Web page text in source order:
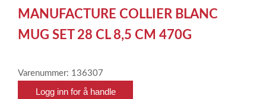
of
1
MANUFACTURE COLLIER BLANC
MUG SET 28 CL 8,5 CM 470G
Varenummer: 136307
Logg inn for å handle